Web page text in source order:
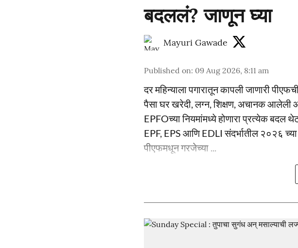
बदललं? जाणून घ्या
Mayuri Gawade
Published on: 09 Aug 2026, 8:11 am
दर महिन्याला पगारातून कापली जाणारी
पैसा घर खरेदी, लग्न, शिक्षण, अचानक आलेली
EPFOच्या नियमांमध्ये होणारा प्रत्येक बदल
EPF, EPS आणि EDLI संदर्भातील २०२६
पीएफमधून गरजेच्या ...